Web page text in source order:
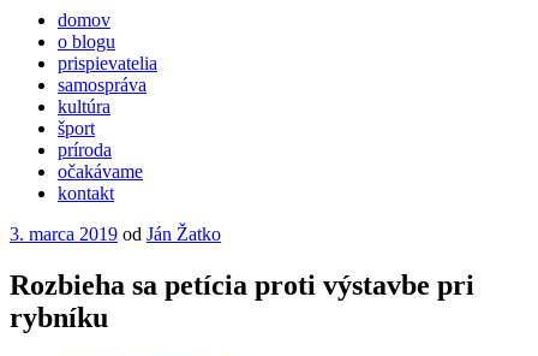
domov
o blogu
prispievatelia
samospráva
kultúra
šport
príroda
očakávame
kontakt
Publikované
3. marca 2019 od Ján Žatko
Rozbieha sa petícia proti výstavbe pri
rybníku